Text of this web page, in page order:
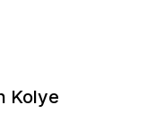
Kolye